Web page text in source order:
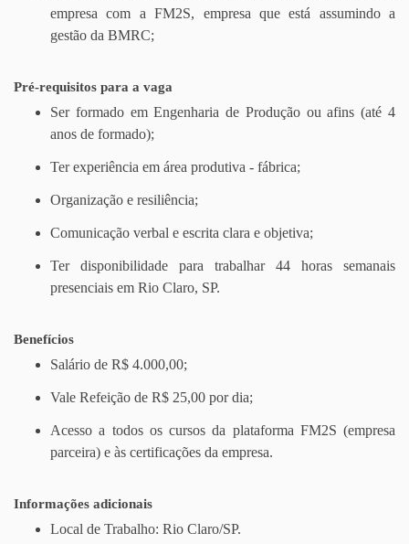
empresa com a FM2S, empresa que está assumindo a
gestão da BMRC;
Pré-requisitos para a vaga
Ser formado em Engenharia de Produção ou afins (até 4
anos de formado);
Ter experiência em área produtiva - fábrica;
Organização e resiliência;
Comunicação verbal e escrita clara e objetiva;
Ter disponibilidade para trabalhar 44 horas semanais
presenciais em Rio Claro, SP.
Benefícios
Salário de R$ 4.000,00;
Vale Refeição de R$ 25,00 por dia;
Acesso a todos os cursos da plataforma FM2S (empresa
parceira) e às certificações da empresa.
Informações adicionais
Local de Trabalho: Rio Claro/SP.